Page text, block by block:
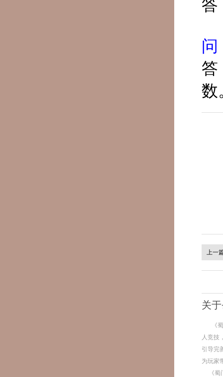
答
问
答
数
上一
关
《
人竞技
引导完
为玩家
《